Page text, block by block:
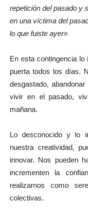
repetición del pasado y
en una víctima del
lo que fuiste ayer»
En esta contingencia
puerta todos los días.
desgastado,
vivir en el pasado,
mañana.
Lo desconocido y lo
nuestra creatividad,
innovar. Nos pueden
incrementen la
realizarnos como
colectivas.